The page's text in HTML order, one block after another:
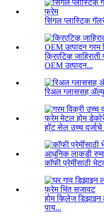
सिंगल प्लास्टिक
क्रिएटिव्ह
OEM उत्पादन...
रिअल ग्लाससह
हॉट सेल उच्च
कॉफी प्रेमींसाठी
होम व्हिलेज
पाय...